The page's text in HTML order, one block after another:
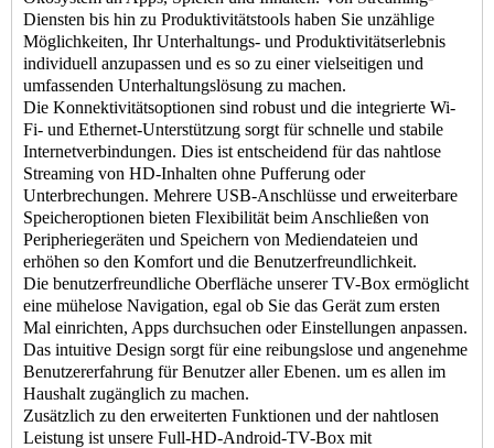
Diensten bis hin zu Produktivitätstools haben Sie unzählige
Möglichkeiten, Ihr Unterhaltungs- und Produktivitätserlebnis
individuell anzupassen und es so zu einer vielseitigen und
umfassenden Unterhaltungslösung zu machen.
Die Konnektivitätsoptionen sind robust und die integrierte Wi-
Fi- und Ethernet-Unterstützung sorgt für schnelle und stabile
Internetverbindungen. Dies ist entscheidend für das nahtlose
Streaming von HD-Inhalten ohne Pufferung oder
Unterbrechungen. Mehrere USB-Anschlüsse und erweiterbare
Speicheroptionen bieten Flexibilität beim Anschließen von
Peripheriegeräten und Speichern von Mediendateien und
erhöhen so den Komfort und die Benutzerfreundlichkeit.
Die benutzerfreundliche Oberfläche unserer TV-Box ermöglicht
eine mühelose Navigation, egal ob Sie das Gerät zum ersten
Mal einrichten, Apps durchsuchen oder Einstellungen anpassen.
Das intuitive Design sorgt für eine reibungslose und angenehme
Benutzererfahrung für Benutzer aller Ebenen. um es allen im
Haushalt zugänglich zu machen.
Zusätzlich zu den erweiterten Funktionen und der nahtlosen
Leistung ist unsere Full-HD-Android-TV-Box mit